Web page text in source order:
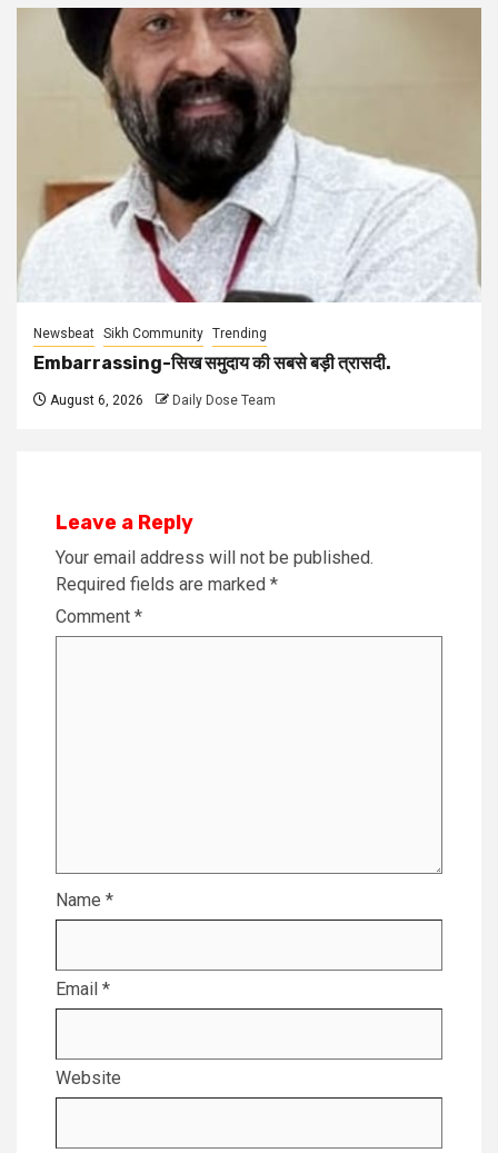
Newsbeat Sikh Community Trending
Embarrassing-सिख समुदाय की सबसे बड़ी त्रासदी.
August 6, 2026 Daily Dose Team
Leave a Reply
Your email address will not be published.
Required fields are marked *
Comment *
Name *
Email *
Website